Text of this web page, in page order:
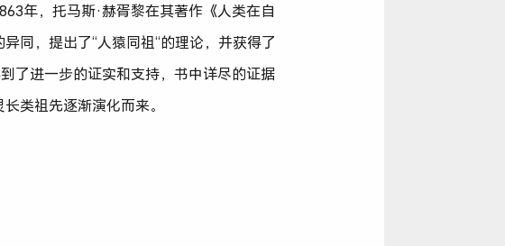
年，托马斯·赫胥黎在其著作《人类在自
同，提出了“人猿同祖“的理论，并获得了
了进一步的证实和支持，书中详尽的证据
类祖先逐渐演化而来。